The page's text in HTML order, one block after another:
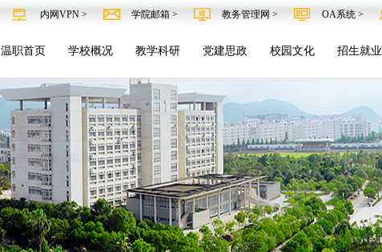
内网VPN > 学院邮箱 > 教务管理网 > OA系统 >
温职首页 学校概况 教学科研 党建思政 校园文化 招生就业